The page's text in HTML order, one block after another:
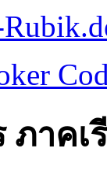
าคเ